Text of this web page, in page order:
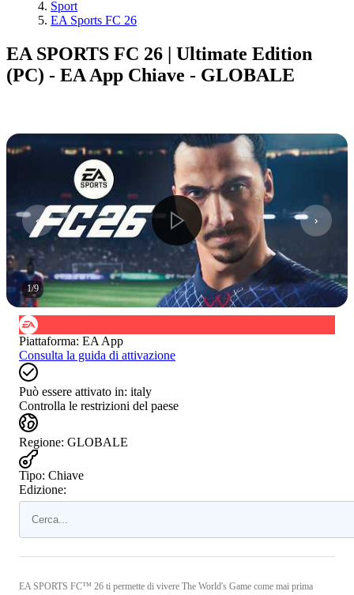
Sport
EA Sports FC 26
EA SPORTS FC 26 | Ultimate Edition
(PC) - EA App Chiave - GLOBALE
1/9
Piattaforma: EA App
Consulta la guida di attivazione
Può essere attivato in: italy
Controlla le restrizioni del paese
Regione: GLOBALE
Tipo: Chiave
Edizione:
EA SPORTS FC™ 26 ti permette di vivere The World's Game come mai prima